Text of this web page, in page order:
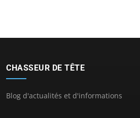
CHASSEUR DE TÊTE
Blog d'actualités et d'informations